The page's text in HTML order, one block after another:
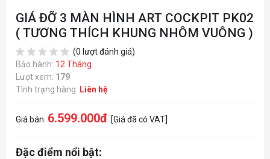
GIÁ ĐỠ 3 MÀN HÌNH ART COCKPIT PK02
( TƯƠNG THÍCH KHUNG NHÔM VUÔNG )
(0 lượt đánh giá)
Bảo hành: 12 Tháng
Lượt xem: 179
Tình trạng hàng: Liên hệ
Giá bán: 6.599.000đ [Giá đã có VAT]
Đặc điểm nổi bật: